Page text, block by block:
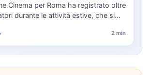
Cinema per Roma ha registrato oltre
durante le attività estive, che si
2 min